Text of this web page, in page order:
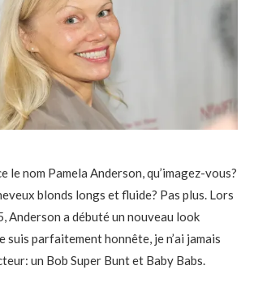
le nom Pamela Anderson, qu’imagez-vous?
blonds longs et fluide? Pas plus. Lors
Anderson a débuté un nouveau look
suis parfaitement honnête, je n’ai jamais
un Bob Super Bunt et Baby Babs.